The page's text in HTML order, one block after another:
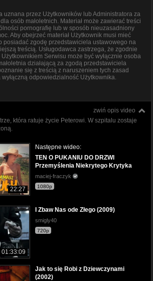
uznana przez Użytkowników lub Administratora za
osób małoletnich. Materiał może zawierać treści
pornografię lub w sposób nieuzasadniony
Aby obejrzeć materiał Użytkownik musi mieć
posiadać zgodę przedstawiciela ustawowego na
treścią. Usługodawca zastrzega, że zgodnie
Serwisu może być wyłącznie osoba
działającą za zgodą przedstawiciela
się z treścią z naruszeniem tych zasad
wyłączną odpowiedzialność Użytkownika.
zwiń opis video
która ratuje życie Peterowi. W szpitalu zostaje
22:27
Następne wideo:
TEN O PUKANIU DO DRZWI
Przemyślenia Niekrytego Krytyka
maciej-fraczyk
1080p
01:33:09
I Zbaw Nas ode Złego (2009)
smigly40
720p
Jak to się Robi z Dziewczynami
(2002)